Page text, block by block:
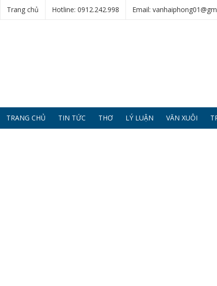
Trang chủ Hotline: 0912.242.998 Email:
TRANG CHỦ TIN TỨC THƠ LÝ LUẬN VĂN XUÔI